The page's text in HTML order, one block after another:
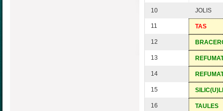
10 JOLIS
11 TAS
12
13
14
15
16 TAULES